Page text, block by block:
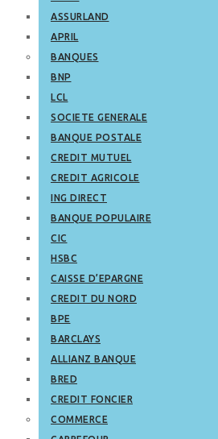
ASSURLAND
APRIL
BANQUES
BNP
LCL
SOCIETE GENERALE
BANQUE POSTALE
CREDIT MUTUEL
CREDIT AGRICOLE
ING DIRECT
BANQUE POPULAIRE
CIC
HSBC
CAISSE D’EPARGNE
CREDIT DU NORD
BPE
BARCLAYS
ALLIANZ BANQUE
BRED
CREDIT FONCIER
COMMERCE